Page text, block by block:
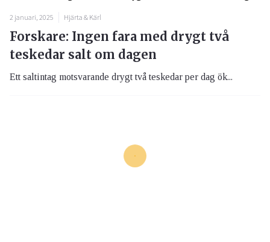
2 januari, 2025 Hjärta & Kärl
Forskare: Ingen fara med drygt två
teskedar salt om dagen
Ett saltintag motsvarande drygt två teskedar per dag ök...